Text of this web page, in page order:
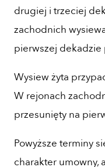
drugiej i trzeciej
zachodnich
pierwszej dekadzie
Wysiew żyta
W rejonach
przesunięty na
Powyższe terminy
charakter umowny,